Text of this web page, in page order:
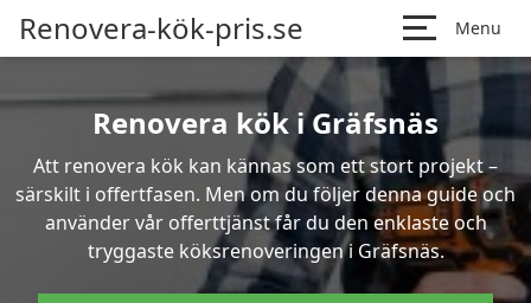
Renovera-kök-pris.se Menu
Renovera kök i Gräfsnäs
Att renovera kök kan kännas som ett stort projekt –
särskilt i offertfasen. Men om du följer denna guide och
använder vår offerttjänst får du den enklaste och
tryggaste köksrenoveringen i Gräfsnäs.